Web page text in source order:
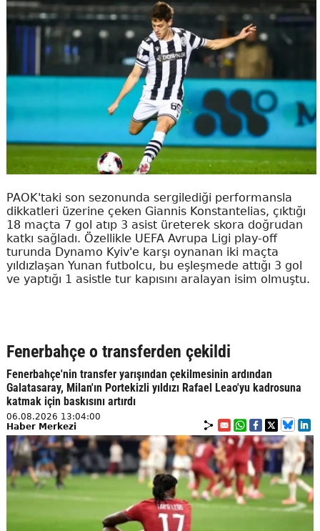
PAOK'taki son sezonunda sergilediği performansla
dikkatleri üzerine çeken Giannis Konstantelias, çıktığı
18 maçta 7 gol atıp 3 asist üreterek skora doğrudan
katkı sağladı. Özellikle UEFA Avrupa Ligi play-off
turunda Dynamo Kyiv'e karşı oynanan iki maçta
yıldızlaşan Yunan futbolcu, bu eşleşmede attığı 3 gol
ve yaptığı 1 asistle tur kapısını aralayan isim olmuştu.
Fenerbahçe o transferden çekildi
Fenerbahçe'nin transfer yarışından çekilmesinin ardından
Galatasaray, Milan'ın Portekizli yıldızı Rafael Leao'yu kadrosuna
katmak için baskısını artırdı
06.08.2026 13:04:00
Haber Merkezi